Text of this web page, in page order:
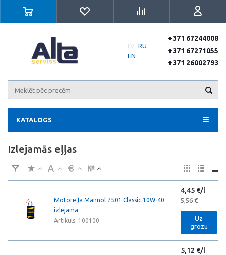
LV RU
EN
+371 67244008
+371 67271055
+371 26002793
KATALOGS
Izlejamās eļļas
Motoreļļa Mannol 7501 Classic 10W-40
izlejama
Artikuls: 100100
4,45 €/l
5,56 €
Uz
grozu
5,12 €/l